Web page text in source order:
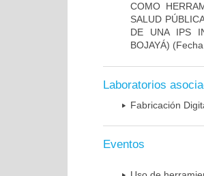
COMO
SALUD
DE UNA IPS
BOJAYÁ)
Laboratorios
Fabricación
Eventos